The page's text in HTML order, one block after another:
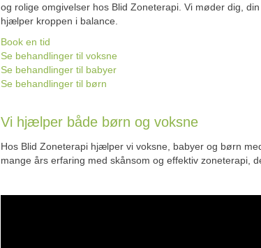
og rolige omgivelser hos Blid Zoneterapi. Vi møder dig,
hjælper kroppen i balance.
Book en tid
Se behandlinger til voksne
Se behandlinger til babyer
Se behandlinger til børn
Vi hjælper både børn og voksne
Hos Blid Zoneterapi hjælper vi voksne, babyer og børn
mange års erfaring med skånsom og effektiv zoneterapi,